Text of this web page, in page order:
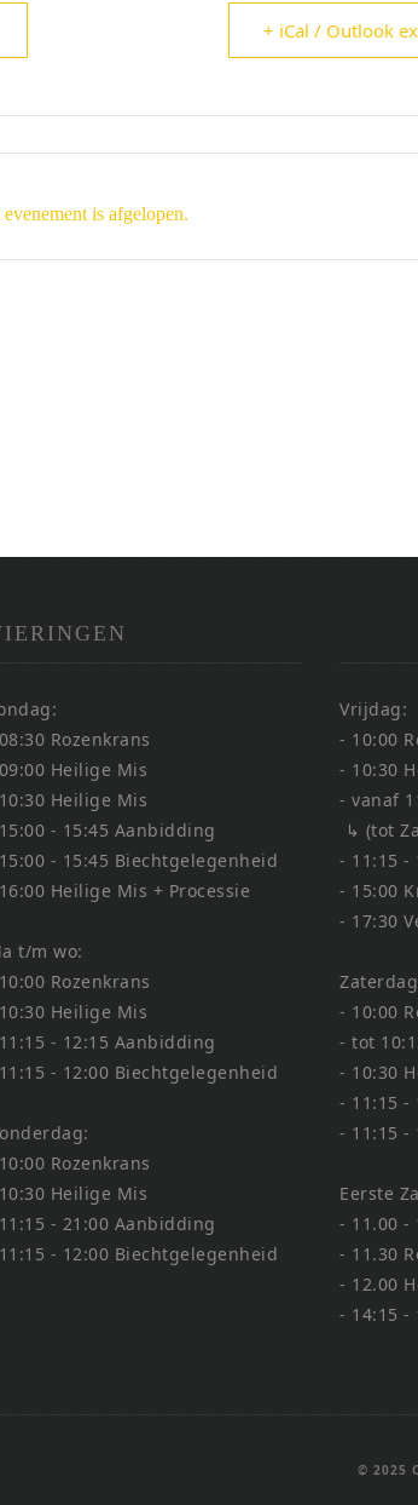
+ iCal / Outlook
is afgelopen.
Rozenkrans
Heilige Mis
Heilige Mis
- 15:45 Aanbidding
- 15:45 Biechtgelegenheid
Heilige Mis + Processie
t/m wo:
Rozenkrans
Heilige Mis
- 12:15 Aanbidding
- 12:00 Biechtgelegenheid
Rozenkrans
Heilige Mis
- 21:00 Aanbidding
- 12:00 Biechtgelegenheid
Vrijdag:
- 10:00
- 10:30
- vanaf
↳ (tot
- 11:15 -
- 15:00
- 17:30
- 10:00
- tot
- 10:30
- 11:15 -
- 11:15 -
Eerste
- 11.00 -
- 11.30
- 12.00
- 14:15 -
© 2025